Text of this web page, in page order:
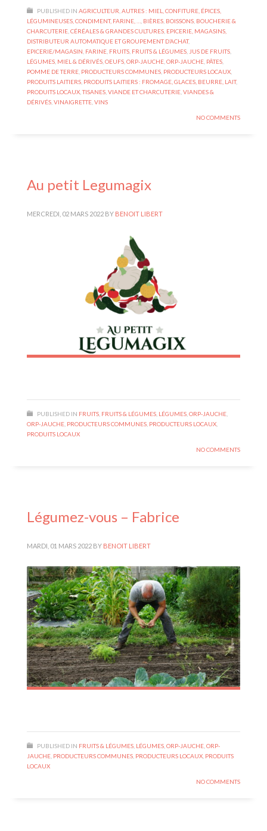
PUBLISHED IN AGRICULTEUR AUTRES : MIEL, CONFITURE, ÉPICES,
LÉGUMINEUSES, CONDIMENT, FARINE, …
BIÈRES BOISSONS BOUCHERIE &
CHARCUTERIE CÉRÉALES & GRANDES CULTURES EPICERIE, MAGASINS,
DISTRIBUTEUR AUTOMATIQUE ET GROUPEMENT D’ACHAT,
EPICERIE/MAGASIN FARINE FRUITS FRUITS & LÉGUMES JUS DE FRUITS
LÉGUMES MIEL & DÉRIVÉS OEUFS ORP-JAUCHE ORP-JAUCHE PÂTES
POMME DE TERRE PRODUCTEURS COMMUNES PRODUCTEURS LOCAUX
PRODUITS LAITIERS PRODUITS LAITIERS : FROMAGE, GLACES, BEURRE, LAIT,
PRODUITS LOCAUX ,TISANES VIANDE ET CHARCUTERIE VIANDES &
DÉRIVÉS VINAIGRETTE VINS
NO COMMENTS
Au petit Legumagix
MERCREDI, 02 MARS 2022 BY BENOIT LIBERT
PUBLISHED IN FRUITS FRUITS & LÉGUMES LÉGUMES ORP-JAUCHE
ORP-JAUCHE PRODUCTEURS COMMUNES PRODUCTEURS LOCAUX
PRODUITS LOCAUX
NO COMMENTS
Légumez-vous – Fabrice
MARDI, 01 MARS 2022 BY BENOIT LIBERT
PUBLISHED IN FRUITS & LÉGUMES, LÉGUMES,ORP-JAUCHE,ORP-
JAUCHE, PRODUCTEURS COMMUNES, PRODUCTEURS LOCAUX, PRODUITS
LOCAUX
NO COMMENTS